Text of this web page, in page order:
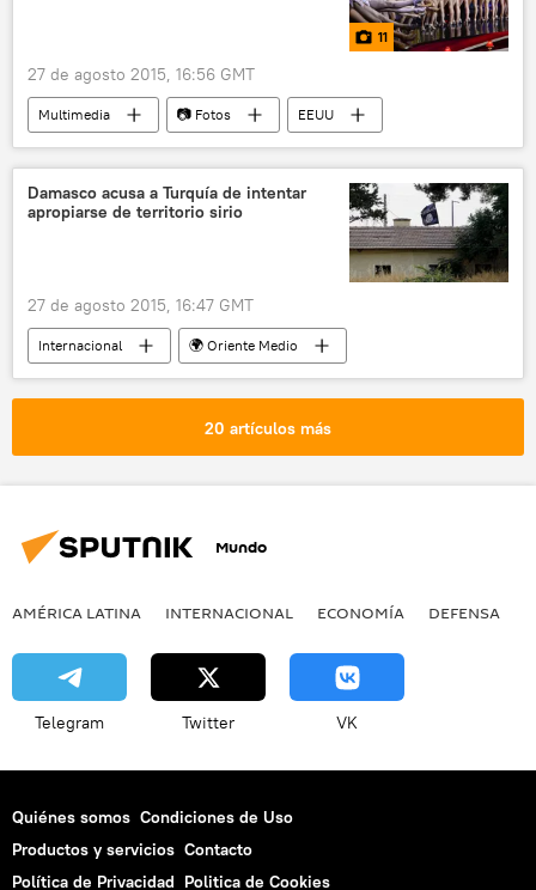
11
27 de agosto 2015, 16:56 GMT
Multimedia 📷 Fotos
EEUU
🌏 Australia y Oceanía
Hong Kong
Filipinas
Manila
Chandra Bahadur Dangi
Moulin Rouge
Libro de los Récords Guinness
París
Reino Unido
Damasco acusa a Turquía de intentar
apropiarse de territorio sirio
27 de agosto 2015, 16:47 GMT
Internacional
🌍 Oriente Medio
Lucha contra el Estado Islámico
Turquía
noticias
20 artículos más
Mundo
AMÉRICA LATINA INTERNACIONAL ECONOMÍA DEFENSA
Telegram Twitter VK
Quiénes somos Condiciones de Uso
Productos y servicios Contacto
Política de Privacidad Politica de Cookies